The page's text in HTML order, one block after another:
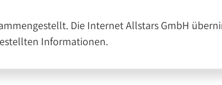
Die Internet Allstars GmbH
Informationen.